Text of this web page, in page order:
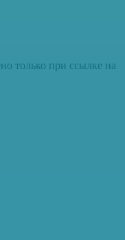
только при ссылке на